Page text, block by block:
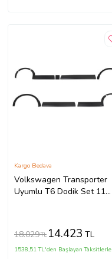
Volkswagen Transporter
Uyumlu T6 Dodik Set 11
Kargo Bedava
18.029TL 14.423 TL
1538,51 TL'den Başlayan Taksitlerle